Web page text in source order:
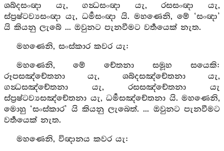
ශබ්දසංඥා යැ, ගන්‍ධසංඥා යැ, රසසංඥා යැ,
ස්ප්‍රෂ්ටව්‍යසංඥා යැ, ධර්‍මසංඥා යි. මහණෙනි, මේ ‘සංඥා’
යි කියනු ලැබේ ... ඔවුනට පැනවීමට වර්‍තයෙක් නැත.
මහණෙනි, සංස්කාර කවර යැ:
මහණෙනි, මේ චේතනා සමූහ සයෙකි:
රූපසඤ්චේතනා යැ, ශබ්දසඤ්චේතනා යැ,
ගන්‍ධසඤ්චේතනා යැ, රසසඤ්චේතනා යැ
ස්ප්‍රෂ්ටව්‍යසඤ්චේතනා යැ, ධර්‍මසඤ්චේතනා යි. මහණෙනි,
මොහු ‘සංස්කාර’ යි කියනු ලැබෙත්. ... ඔවුනට පැනවීමට
වර්‍තයෙක් නැත.
මහණෙනි, විඥානය කවර යැ: